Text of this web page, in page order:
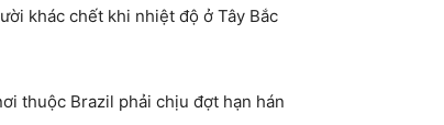
khác chết khi nhiệt độ ở Tây Bắc
thuộc Brazil phải chịu đợt hạn hán